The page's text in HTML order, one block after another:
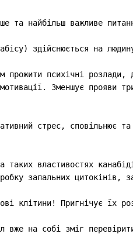
та найбільш важливе
здійснюється на
прожити психічні
Зменшує прояви
стрес, сповільнює
таких властивостях
запальних цитокінів,
клітини! Пригнічує їх
вже на собі зміг